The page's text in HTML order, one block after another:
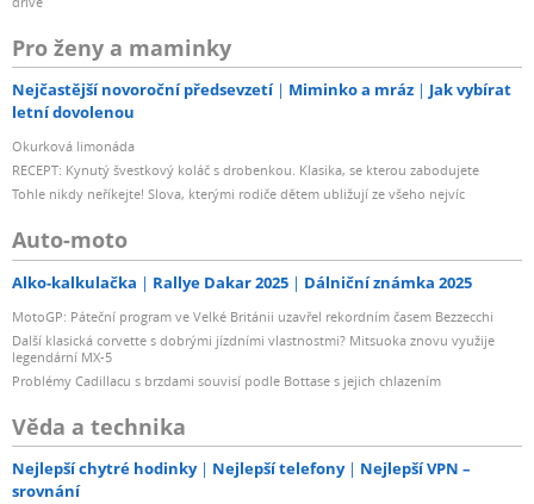
Pro ženy a maminky
Nejčastější novoroční předsevzetí Miminko a mráz
Jak vybírat
letní dovolenou
Okurková limonáda
RECEPT: Kynutý švestkový koláč s drobenkou. Klasika, se kterou zabodujete
Tohle nikdy neříkejte! Slova, kterými rodiče dětem ubližují ze všeho nejvíc
Auto-moto
Alko-kalkulačka Rallye Dakar 2025 Dálniční známka 2025
MotoGP: Páteční program ve Velké Británii uzavřel rekordním časem Bezzecchi
Další klasická corvette s dobrými jízdními vlastnostmi? Mitsuoka znovu využije
legendární MX-5
Problémy Cadillacu s brzdami souvisí podle Bottase s jejich chlazením
Věda a technika
Nejlepší chytré hodinky Nejlepší telefony
Nejlepší VPN –
srovnání